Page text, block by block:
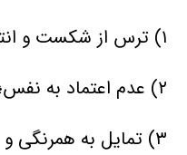
۱) ترس از شكست و انتقاد؛
۲) عدم اعتماد به نفس؛
۳) تمایل به همرنگی و همگونی؛